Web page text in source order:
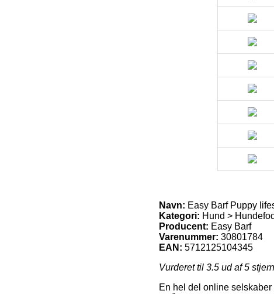
Navn: Easy Barf Puppy
Kategori: Hund >
Producent: Easy Barf
Varenummer: 30801784
EAN: 5712125104345
Vurderet til 3.5 ud af 5
En hel del online